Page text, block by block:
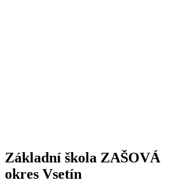
Základní škola ZAŠOVÁ
okres Vsetín